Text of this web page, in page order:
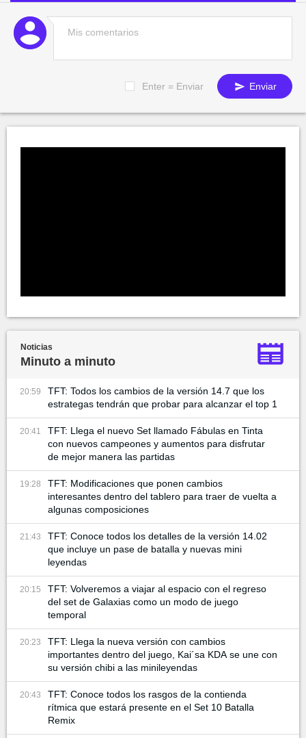
Enter = Enviar Enviar
Noticias
Minuto a minuto
20:59
TFT: Todos los cambios de la versión 14.7 que los
estrategas tendrán que probar para alcanzar el top 1
20:41
TFT: Llega el nuevo Set llamado Fábulas en Tinta
con nuevos campeones y aumentos para disfrutar
de mejor manera las partidas
19:28
TFT: Modificaciones que ponen cambios
interesantes dentro del tablero para traer de vuelta a
algunas composiciones
21:43
TFT: Conoce todos los detalles de la versión 14.02
que incluye un pase de batalla y nuevas mini
leyendas
20:15
TFT: Volveremos a viajar al espacio con el regreso
del set de Galaxias como un modo de juego
temporal
20:23
TFT: Llega la nueva versión con cambios
importantes dentro del juego, Kai´sa KDA se une con
su versión chibi a las minileyendas
20:43
TFT: Conoce todos los rasgos de la contienda
rítmica que estará presente en el Set 10 Batalla
Remix